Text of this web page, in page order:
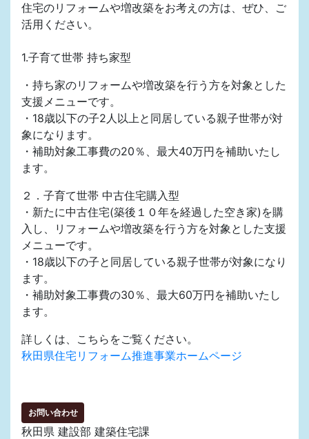
住宅のリフォームや増改築をお考えの方は、ぜひ、ご
活用ください。
1.子育て世帯 持ち家型
・持ち家のリフォームや増改築を行う方を対象とした
支援メニューです。
・18歳以下の子2人以上と同居している親子世帯が対
象になります。
・補助対象工事費の20％、最大40万円を補助いたし
ます。
２．子育て世帯 中古住宅購入型
・新たに中古住宅(築後１０年を経過した空き家)を購
入し、リフォームや増改築を行う方を対象とした支援
メニューです。
・18歳以下の子と同居している親子世帯が対象になり
ます。
・補助対象工事費の30％、最大60万円を補助いたし
ます。
詳しくは、こちらをご覧ください。
秋田県住宅リフォーム推進事業ホームページ
お問い合わせ
秋田県 建設部 建築住宅課